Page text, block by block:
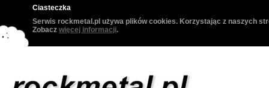
Ciasteczka
Serwis rockmetal.pl używa plików cookies. Korzystając z naszych
Zobacz więcej informacji.